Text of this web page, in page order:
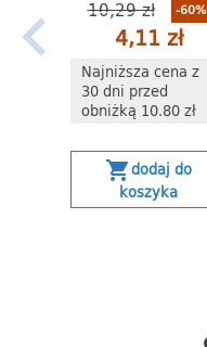
10,29 zł -60%
4,11 zł
Najniższa cena z
30 dni przed
obniżką 10.80 zł
shopping_cartdodaj do
koszyka